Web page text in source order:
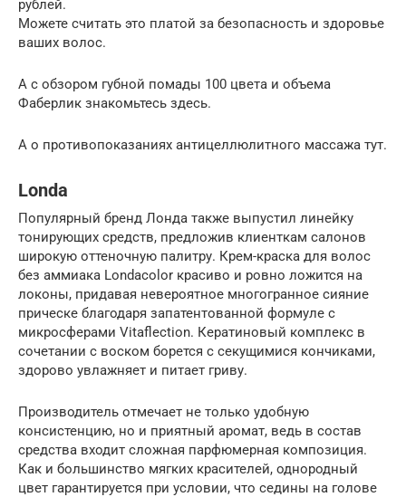
рублей.
Можете считать это платой за безопасность и здоровье
ваших волос.
А с обзором губной помады 100 цвета и объема
Фаберлик знакомьтесь здесь.
А о противопоказаниях антицеллюлитного массажа тут.
Londa
Популярный бренд Лонда также выпустил линейку
тонирующих средств, предложив клиенткам салонов
широкую оттеночную палитру. Крем-краска для волос
без аммиака Londacolor красиво и ровно ложится на
локоны, придавая невероятное многогранное сияние
прическе благодаря запатентованной формуле с
микросферами Vitaflection. Кератиновый комплекс в
сочетании с воском борется с секущимися кончиками,
здорово увлажняет и питает гриву.
Производитель отмечает не только удобную
консистенцию, но и приятный аромат, ведь в состав
средства входит сложная парфюмерная композиция.
Как и большинство мягких красителей, однородный
цвет гарантируется при условии, что седины на голове